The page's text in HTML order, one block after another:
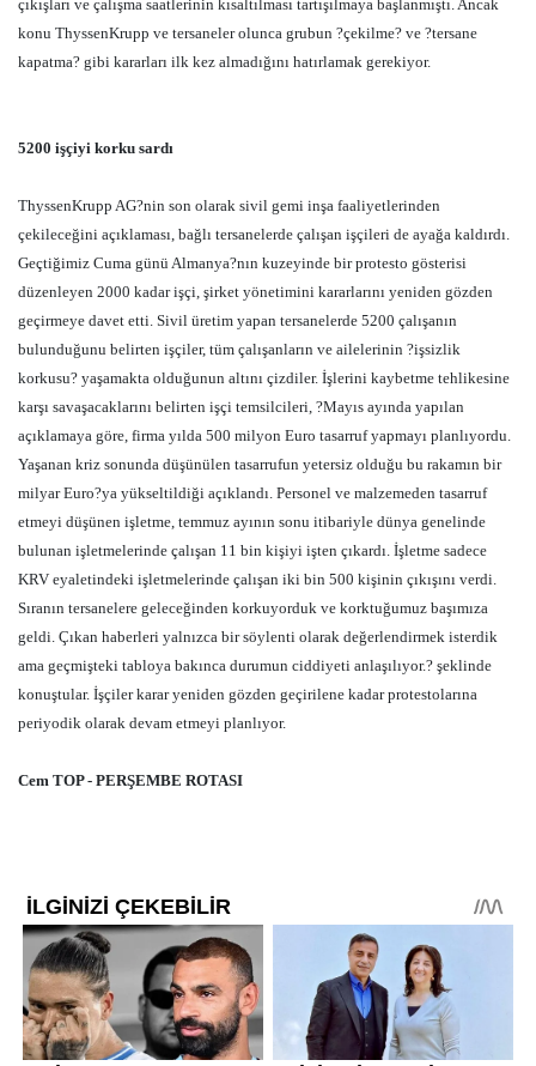
çıkışları ve çalışma saatlerinin kısaltılması tartışılmaya başlanmıştı. Ancak
konu ThyssenKrupp ve tersaneler olunca grubun ?çekilme? ve ?tersane
kapatma? gibi kararları ilk kez almadığını hatırlamak gerekiyor.
5200 işçiyi korku sardı
ThyssenKrupp AG?nin son olarak sivil gemi inşa faaliyetlerinden
çekileceğini açıklaması, bağlı tersanelerde çalışan işçileri de ayağa kaldırdı.
Geçtiğimiz Cuma günü Almanya?nın kuzeyinde bir protesto gösterisi
düzenleyen 2000 kadar işçi, şirket yönetimini kararlarını yeniden gözden
geçirmeye davet etti. Sivil üretim yapan tersanelerde 5200 çalışanın
bulunduğunu belirten işçiler, tüm çalışanların ve ailelerinin ?işsizlik
korkusu? yaşamakta olduğunun altını çizdiler. İşlerini kaybetme tehlikesine
karşı savaşacaklarını belirten işçi temsilcileri, ?Mayıs ayında yapılan
açıklamaya göre, firma yılda 500 milyon Euro tasarruf yapmayı planlıyordu.
Yaşanan kriz sonunda düşünülen tasarrufun yetersiz olduğu bu rakamın bir
milyar Euro?ya yükseltildiği açıklandı. Personel ve malzemeden tasarruf
etmeyi düşünen işletme, temmuz ayının sonu itibariyle dünya genelinde
bulunan işletmelerinde çalışan 11 bin kişiyi işten çıkardı. İşletme sadece
KRV eyaletindeki işletmelerinde çalışan iki bin 500 kişinin çıkışını verdi.
Sıranın tersanelere geleceğinden korkuyorduk ve korktuğumuz başımıza
geldi. Çıkan haberleri yalnızca bir söylenti olarak değerlendirmek isterdik
ama geçmişteki tabloya bakınca durumun ciddiyeti anlaşılıyor.? şeklinde
konuştular. İşçiler karar yeniden gözden geçirilene kadar protestolarına
periyodik olarak devam etmeyi planlıyor.
Cem TOP - PERŞEMBE ROTASI